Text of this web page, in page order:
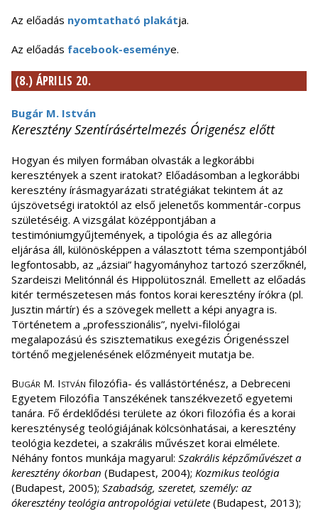
Az előadás nyomtatható plakátja.
Az előadás facebook-eseménye.
(8.) ÁPRILIS 20.
Bugár M. István
Keresztény Szentírásértelmezés Órigenész előtt
Hogyan és milyen formában olvasták a legkorábbi
keresztények a szent iratokat? Előadásomban a legkorábbi
keresztény írásmagyarázati stratégiákat tekintem át az
újszövetségi iratoktól az első jelenetős kommentár-corpus
születéséig. A vizsgálat középpontjában a
testimóniumgyűjtemények, a tipológia és az allegória
eljárása áll, különösképpen a választott téma szempontjából
legfontosabb, az „ázsiai” hagyományhoz tartozó szerzőknél,
Szardeiszi Melitónnál és Hippolütosznál. Emellett az előadás
kitér természetesen más fontos korai keresztény írókra (pl.
Jusztin mártír) és a szövegek mellett a képi anyagra is.
Történetem a „professzionális”, nyelvi-filológai
megalapozású és szisztematikus exegézis Órigenésszel
történő megjelenésének előzményeit mutatja be.
Bugár M. István filozófia- és vallástörténész, a Debreceni
Egyetem Filozófia Tanszékének tanszékvezető egyetemi
tanára. Fő érdeklődési területe az ókori filozófia és a korai
kereszténység teológiájának kölcsönhatásai, a keresztény
teológia kezdetei, a szakrális művészet korai elmélete.
Néhány fontos munkája magyarul: Szakrális képzőművészet a
keresztény ókorban (Budapest, 2004); Kozmikus teológia
(Budapest, 2005); Szabadság, szeretet, személy: az
ókeresztény teológia antropológiai vetülete (Budapest, 2013);